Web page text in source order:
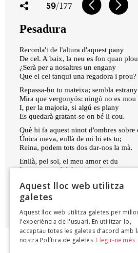
59/177
Pesadura
Recorda't de l'altura d'aquest pany
De cel. A baix, la neu es fon quan
¿Serà per a nosaltres un engany
Que el cel tanqui una regadora i prou?
Repassa-ho tu mateixa; sembla
Mira que vergonyós: ningú no es mou
I, per la majoria, si algú es plany
Es quedarà gratant-se on bé li cou.
Què hi fa aquest ninot d'ombres sobre
Única meva, enllà de mi hi ets tu;
Reina, podem tots dos dar-nos la mà.
Enllà, pel sol, el meu amor et du
La gran rosa fidel que ha d'aguantar
Quatre sonetes, 1958
Aquest lloc web utilitza
galetes
Aquest lloc web utilitza galetes per
l'experiència de l'usuari. En utilitzar-lo,
acceptau totes les galetes d’acord amb
nostra Política de galetes. Llegir-ne més